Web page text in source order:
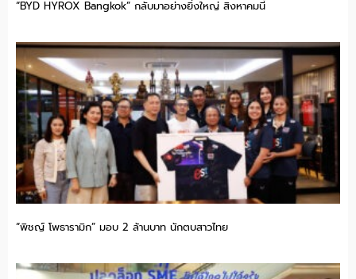
“BYD HYROX Bangkok” กลับมาอย่างยิ่งใหญ่ สิงหาคมนี้
“พิชญ์ โพธารามิก” มอบ 2 ล้านบาท นักตบสาวไทย